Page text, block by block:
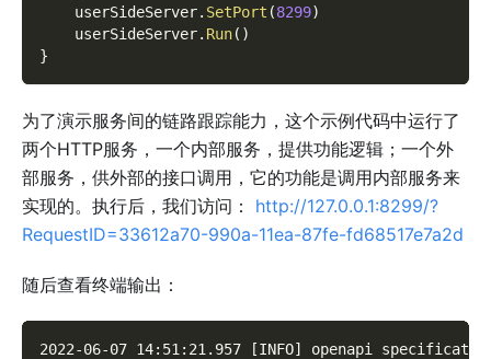
    userSideServer
. SetPort (8299)
    userSideServer
. Run( )
}
为了演示服务间的链路跟踪能力，这个示例代码中运行了
两个HTTP服务，一个内部服务，提供功能逻辑；一个外
部服务，供外部的接口调用，它的功能是调用内部服务来
实现的。执行后，我们访问： http://127.0.0.1:8299/?
RequestID=33612a70-990a-11ea-87fe-fd68517e7a2d
随后查看终端输出：
2022-06-07 14:51:21.957 [INFO] openapi